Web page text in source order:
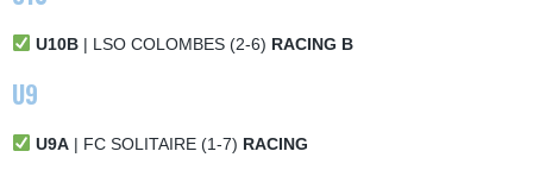
U10B| LSO COLOMBES (2-6) RACING B
U9
U9A| FC SOLITAIRE (1-7) RACING